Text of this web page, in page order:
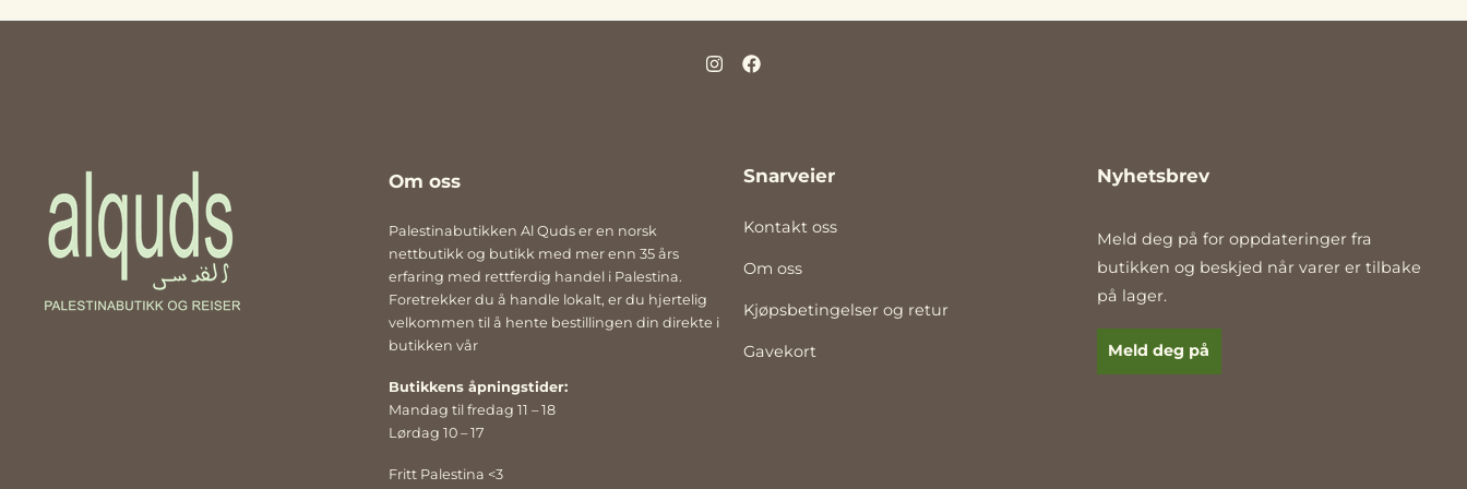
og ved å kjøpe en bidrar du også til
Om oss
Palestinabutikken Al Quds er en norsk
nettbutikk og butikk med mer enn 35 års
erfaring med rettferdig handel i Palestina.
Foretrekker du å handle lokalt, er du hjertelig
velkommen til å hente bestillingen din direkte i
butikken vår
Butikkens åpningstider:
Mandag til fredag 11 – 18
Lørdag 10 – 17
Fritt Palestina <3
Snarveier
Kontakt oss
Om oss
Kjøpsbetingelser og retur
Gavekort
Nyhetsbrev
Meld deg på for oppdateringer fra
butikken og beskjed når varer er tilbake
på lager.
Meld deg på